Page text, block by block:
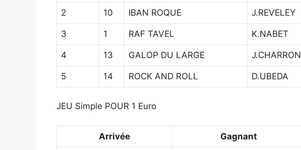
2 10 IBAN ROQUE J.REVELEY
3 1 RAF TAVEL K.NABET
4 13 GALOP DU LARGE J.CHARRON
5 14 ROCK AND ROLL D.UBEDA
JEU Simple POUR 1 Euro
Arrivée Gagnant